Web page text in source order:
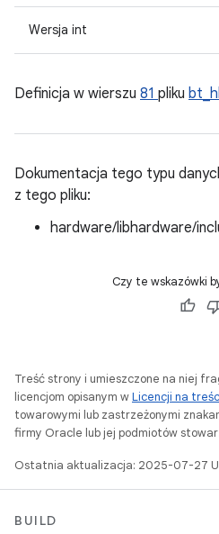
Wersja int
Definicja w wierszu 81 pliku
Dokumentacja tego typu
z tego pliku:
hardware/libhardware/
Czy te wskazówki
Treść strony i umieszczone na niej
licencjom opisanym wLicencji na
towarowymi lub zastrzeżonymi
firmy Oracle lub jej podmiotów
Ostatnia aktualizacja: 2025-07-27
BUILD